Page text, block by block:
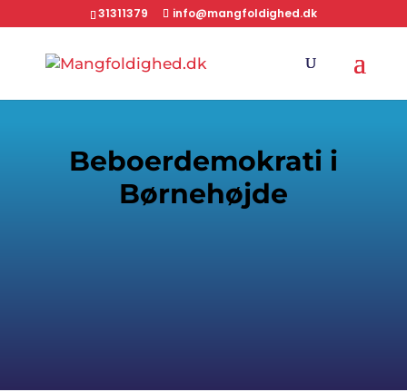
31311379 info@mangfoldighed.dk
Beboerdemokrati i
Børnehøjde